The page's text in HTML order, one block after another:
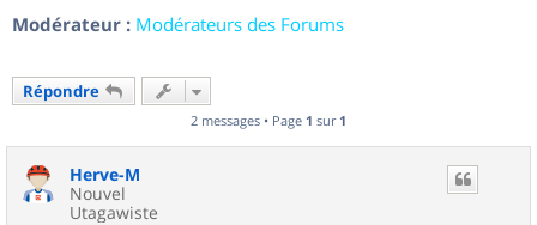
Modérateur : Modérateurs des Forums
Répondre
2 messages • Page 1 sur 1
Herve-M
Nouvel
Utagawiste